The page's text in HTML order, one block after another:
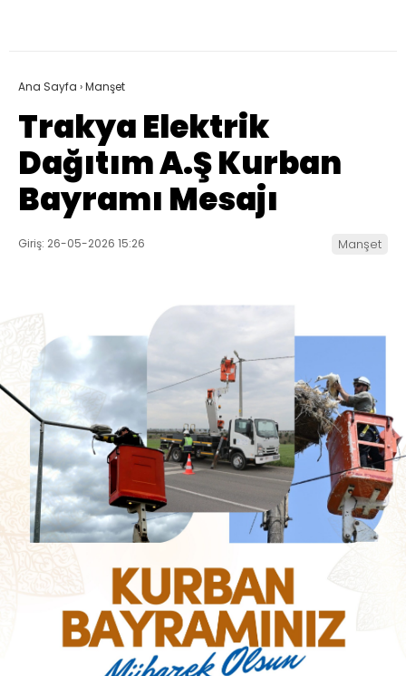
Ana Sayfa ›Manşet
Trakya Elektrik
Dağıtım A.Ş Kurban
Bayramı Mesajı
Giriş: 26-05-2026 15:26 Manşet